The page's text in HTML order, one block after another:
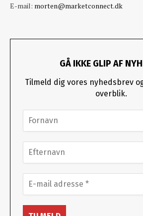
E-mail: morten@marketconnect.dk
GÅ IKKE GLIP AF
Tilmeld dig vores nyhedsbrev
overblik.